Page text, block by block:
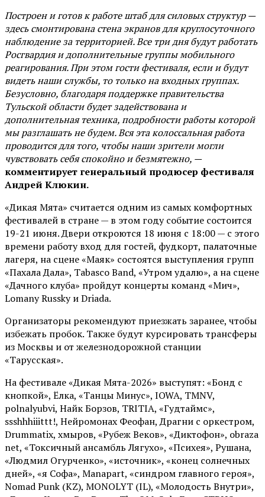
Построен и готов к работе штаб для силовых структур —
здесь смонтирована стена экранов для круглосуточного
наблюдение за территорией. Все три дня будут работать
Росгвардия и дополнительные группы мобильного
реагирования. При этом гости фестиваля, если и будут
видеть наши службы, то только на входных группах.
Безусловно, благодаря поддержке правительства
Тульской области будет задействована и
дополнительная техника, подробности работы которой
мы разглашать не будем. Вся эта колоссальная работа
проводится для того, чтобы наши зрители могли
чувствовать себя спокойно и безмятежно, —
комментирует генеральный продюсер фестиваля
Андрей Клюкин.
«Дикая Мята» считается одним из самых комфортных
фестивалей в стране — в этом году событие состоится
19-21 июня. Двери откроются 18 июня с 18:00 — с этого
времени работу вход для гостей, фудкорт, палаточные
лагеря, на сцене «Маяк» состоятся выступления групп
«Пахала Дала», Tabasco Band, «Утром удалю», а на сцене
«Дачного клуба» пройдут концерты команд «Мич»,
Lomany Russky и Driada.
Организаторы рекомендуют приезжать заранее, чтобы
избежать пробок. Также будут курсировать трансферы
из Москвы и от железнодорожной станции
«Тарусская».
На фестивале «Дикая Мята-2026» выступят: «Бонд с
кнопкой», Ёлка, «Танцы Минус», IOWA, TMNV,
polnalyubvi, Найк Борзов, TRITIA, «Гудтаймс»,
ssshhhiiittt!, Нейромонах Феофан, Драгни с оркестром,
Drummatix, хмыров, «Рубеж Веков», «Диктофон», obraza
net, «Токсичный ансамбль Лягухо», «Психея», Рушана,
«Людмил Огурченко», «источник», «конец солнечных
дней», «я Софа», Manapart, «синдром главного героя»,
Nomad Punk (KZ), MONOLYT (IL), «Молодость Внутри»,